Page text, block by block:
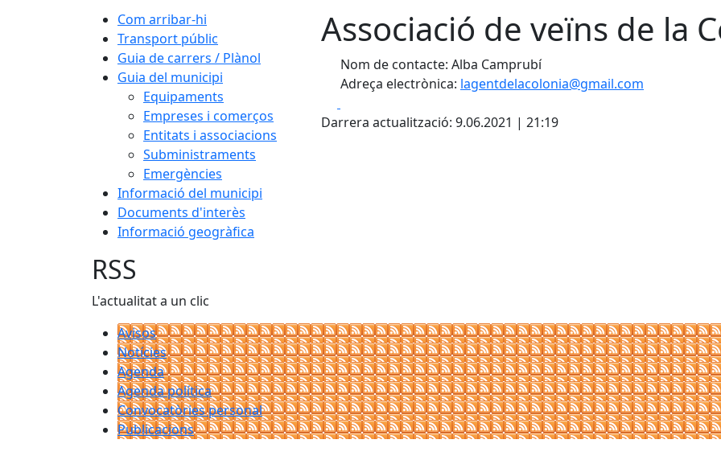
Com arribar-hi
Transport públic
Guia de carrers / Plànol
Guia del municipi
Equipaments
Empreses i comerços
Entitats i associacions
Subministraments
Emergències
Informació del municipi
Documents d'interès
Informació geogràfica
Associació de veïns de la
Nom de contacte: Alba Camprubí
Adreça electrònica: lagentdelacolonia@gmail.com
Darrera actualització: 9.06.2021 | 21:19
RSS
L'actualitat a un clic
Avisos
Notícies
Agenda
Agenda política
Convocatòries personal
Publicacions